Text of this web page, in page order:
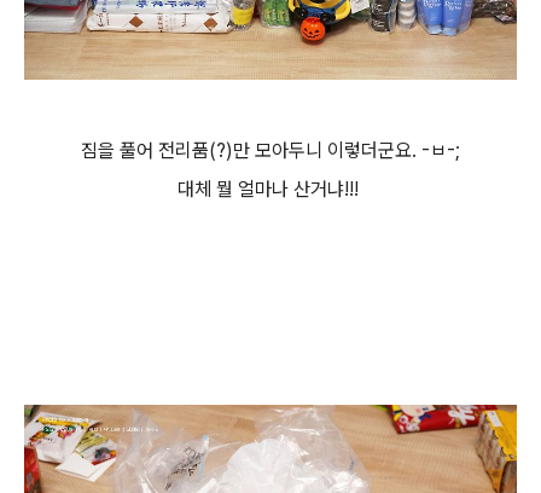
짐을 풀어 전리품(?)만 모아두니 이렇더군요. -ㅂ-;
대체 뭘 얼마나 산거냐!!!